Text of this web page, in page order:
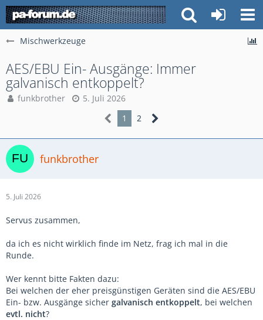
Mischwerkzeuge
AES/EBU Ein- Ausgänge: Immer
galvanisch entkoppelt?
funkbrother
5. Juli 2026
1
2
funkbrother
5. Juli 2026
Servus zusammen,
da ich es nicht wirklich finde im Netz, frag ich mal in die
Runde.
Wer kennt bitte Fakten dazu:
Bei welchen der eher preisgünstigen Geräten sind die AES/EBU
Ein- bzw. Ausgänge sicher galvanisch entkoppelt, bei welchen
evtl. nicht?